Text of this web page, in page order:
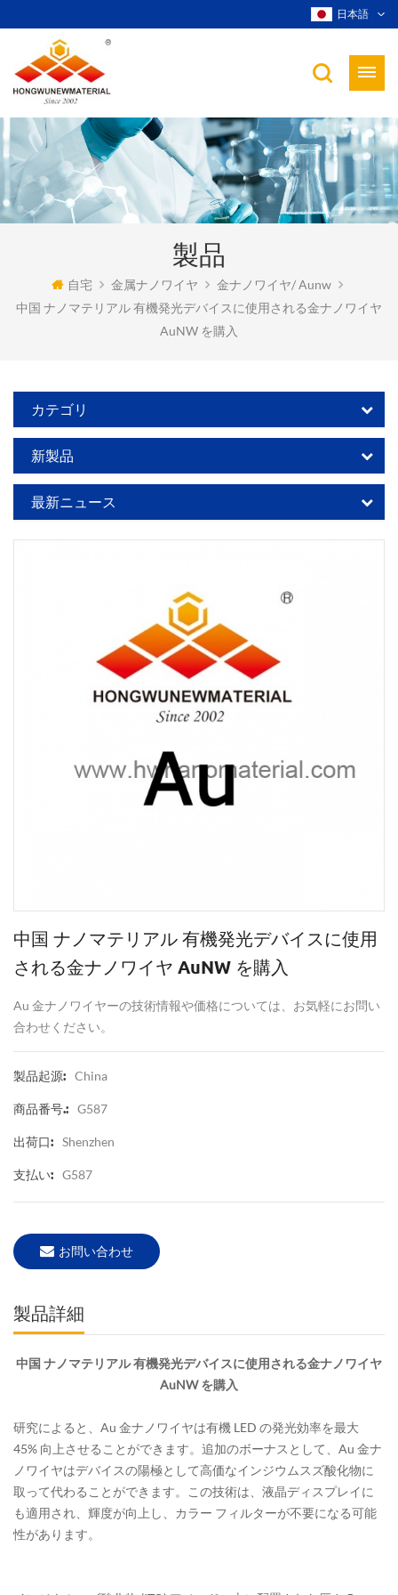
日本語
製品
自宅 金属ナノワイヤ
金ナノワイヤ/ Aunw
中国 ナノマテリアル 有機発光デバイスに使用される金ナノワイヤ
AuNW を購入
カテゴリ
新製品
最新ニュース
中国 ナノマテリアル 有機発光デバイスに使用
される金ナノワイヤ AuNW を購入
Au 金ナノワイヤーの技術情報や価格については、お気軽にお問い
合わせください。
製品起源: China
商品番号.: G587
出荷口: Shenzhen
支払い: G587
お問い合わせ
製品詳細
中国 ナノマテリアル 有機発光デバイスに使用される金ナノワイヤ
AuNW を購入
研究によると、Au 金ナノワイヤは有機 LED の発光効率を最大
45% 向上させることができます。追加のボーナスとして、Au 金ナ
ノワイヤはデバイスの陽極として高価なインジウムスズ酸化物に
取って代わることができます。この技術は、液晶ディスプレイに
も適用され、輝度が向上し、カラー フィルターが不要になる可能
性があります。